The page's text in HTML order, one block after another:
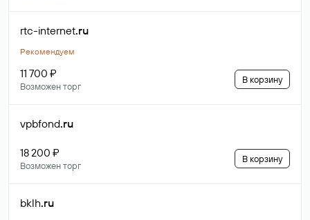
rtc-internet.ru
Рекомендуем
11 700 ₽
Возможен торг
В корзину
vpbfond.ru
18 200 ₽
Возможен торг
В корзину
bklh.ru